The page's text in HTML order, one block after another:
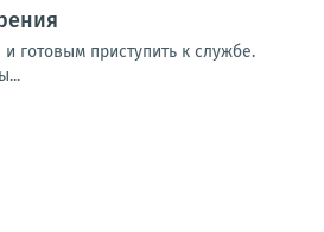
готовым приступить к службе.